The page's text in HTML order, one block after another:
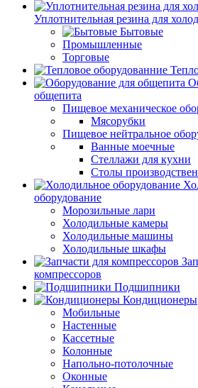
Уплотнительная резина для
Бытовые
Промышленные
Торговые
общепита
Пищевое механическое
Мясорубки
Пищевое нейтральное
Ванные моечные
Стеллажи для кухни
Столы
оборудование
Морозильные лари
Холодильные камеры
Холодильные машины
Холодильные шкафы
компрессоров
Подшипники
Кондиционеры
Мобильные
Настенные
Кассетные
Колонные
Напольно-потолочные
Оконные